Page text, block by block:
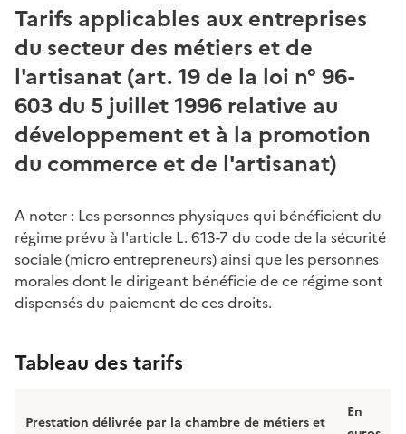
Tarifs applicables aux entreprises
du secteur des métiers et de
l'artisanat (art. 19 de la loi n° 96-
603 du 5 juillet 1996 relative au
développement et à la promotion
du commerce et de l'artisanat)
A noter : Les personnes physiques qui bénéficient du
régime prévu à l'article L. 613-7 du code de la sécurité
sociale (micro entrepreneurs) ainsi que les personnes
morales dont le dirigeant bénéficie de ce régime sont
dispensés du paiement de ces droits.
Tableau des tarifs
Prestation délivrée par la chambre de métiers et
En